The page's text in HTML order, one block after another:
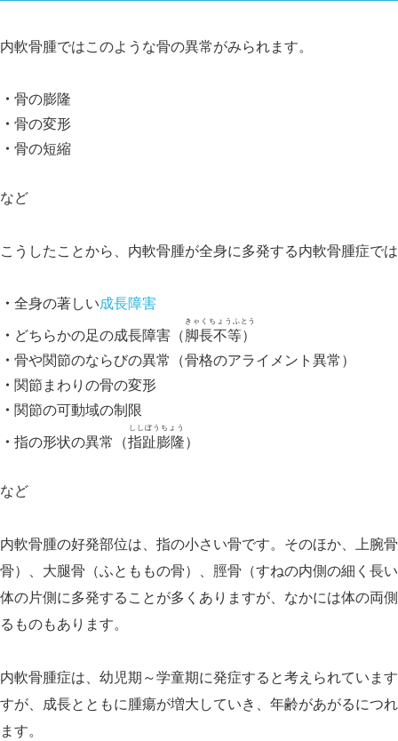
内軟骨腫ではこのような骨の異常がみられます。
骨の膨隆
骨の変形
骨の短縮
など
こうしたことから、内軟骨腫が全身に多発する内軟骨腫症で
全身の著しい成長障害
どちらかの足の成長障害（脚長不等）
きゃくちょうふとう
骨や関節のならびの異常（骨格のアライメント異常）
関節まわりの骨の変形
関節の可動域の制限
指の形状の異常（指趾膨隆
ししぼうちょう
）
など
内軟骨腫の好発部位は、指の小さい骨です。そのほか、上腕
骨）、大腿骨（ふとももの骨）、脛骨（すねの内側の細く長
体の片側に多発することが多くありますが、なかには体の両
るものもあります。
内軟骨腫症は、幼児期～学童期に発症すると考えられていま
すが、成長とともに腫瘍が増大していき、年齢があがるにつ
ます。